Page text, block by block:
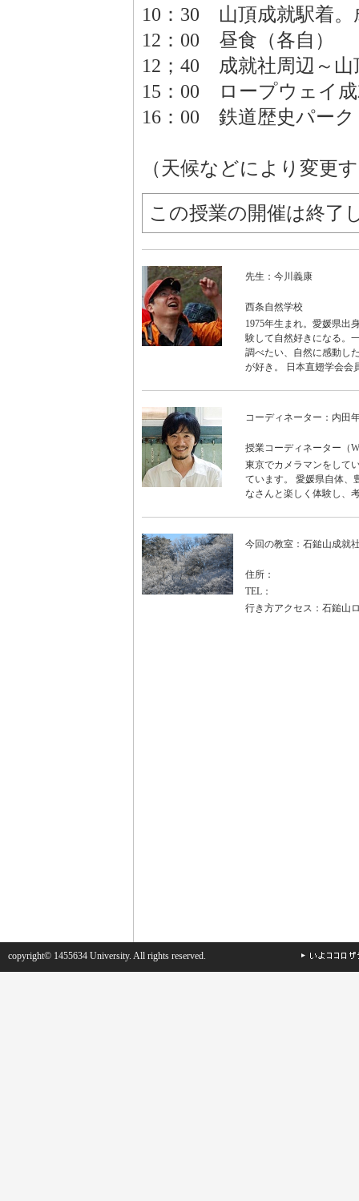
10：30 山頂成就駅着
12：00 昼食（各自）
12；40 成就社周辺～山
15：00 ロープウェイ
16：00 鉄道歴史パー
（天候などにより変更
この授業の開催は終了
先生：今川義康
西条自然学校
1975年生まれ。愛媛県出
験して自然好きになる。
調べたい、自然に感動し
が好き。 日本直翅学会会
コーディネーター：内田
授業コーディネーター（
東京でカメラマンをして
ています。 愛媛県自体、
なさんと楽しく体験し、
今回の教室：石鎚山成就
住所：
TEL：
行き方アクセス：石鎚山
copyright© 1455634 University. All rights reserved.